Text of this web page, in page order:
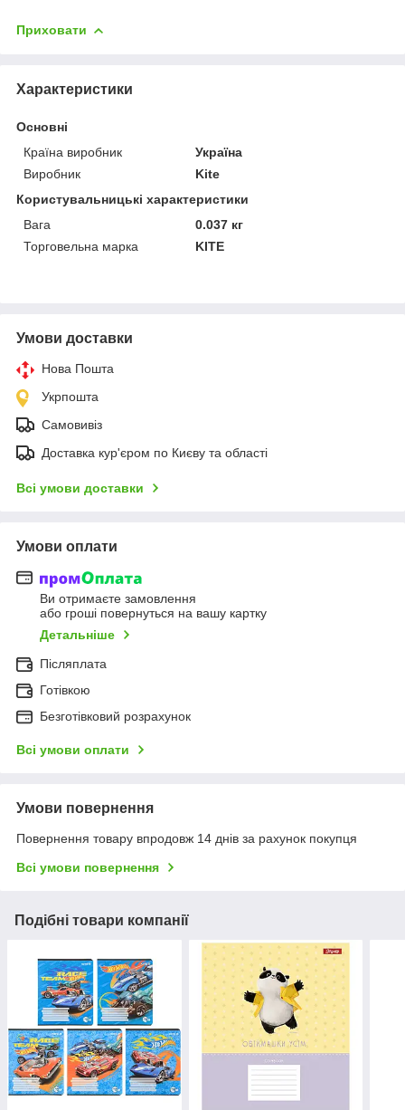
Приховати
Характеристики
Основні
Країна виробник
Україна
Виробник
Kite
Користувальницькі характеристики
Вага
0.037 кг
Торговельна марка
KITE
Умови доставки
Нова Пошта
Укрпошта
Самовивіз
Доставка кур'єром по Києву та області
Всі умови доставки
Умови оплати
Ви отримаєте замовлення
або гроші повернуться на вашу картку
Детальніше
Післяплата
Готівкою
Безготівковий розрахунок
Всі умови оплати
Умови повернення
Повернення товару впродовж 14 днів за рахунок покупця
Всі умови повернення
Подібні товари компанії